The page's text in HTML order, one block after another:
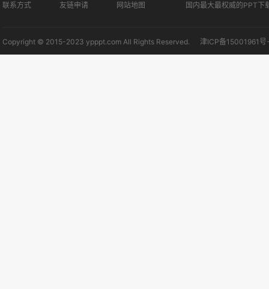
联系方式 友链申请 网站地图
国内最大最权威的PPT下
Copyright © 2015-2023 ypppt.com All Rights Reserved. 津ICP备15001961号